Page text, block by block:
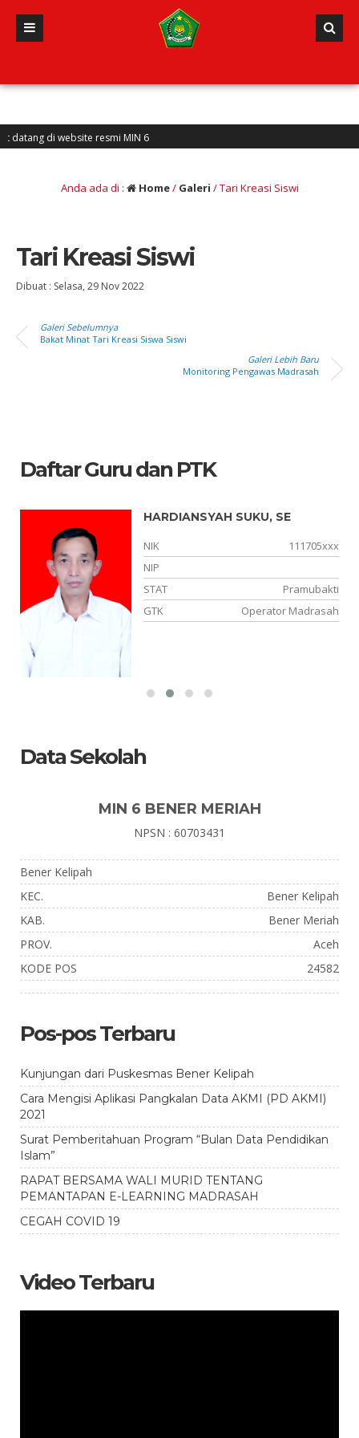
di website resmi MIN 6
Anda ada di : Home/ Galeri /Tari Kreasi Siswi
Tari Kreasi Siswi
Dibuat : Selasa, 29 Nov 2022
Galeri Sebelumnya
Bakat Minat Tari Kreasi Siswa Siswi
Galeri Lebih Baru
Monitoring Pengawas Madrasah
Daftar Guru dan PTK
HARDIANSYAH SUKU, SE
NIK
111705xxx
NIP
STAT
Pramubakti
GTK
Operator Madrasah
Data Sekolah
MIN 6 BENER MERIAH
NPSN : 60703431
Bener Kelipah
KEC.
Bener Kelipah
KAB.
Bener Meriah
PROV.
Aceh
KODE POS
24582
Pos-pos Terbaru
Kunjungan dari Puskesmas Bener Kelipah
Cara Mengisi Aplikasi Pangkalan Data AKMI (PD AKMI)
2021
Surat Pemberitahuan Program “Bulan Data Pendidikan
Islam”
RAPAT BERSAMA WALI MURID TENTANG
PEMANTAPAN E-LEARNING MADRASAH
CEGAH COVID 19
Video Terbaru